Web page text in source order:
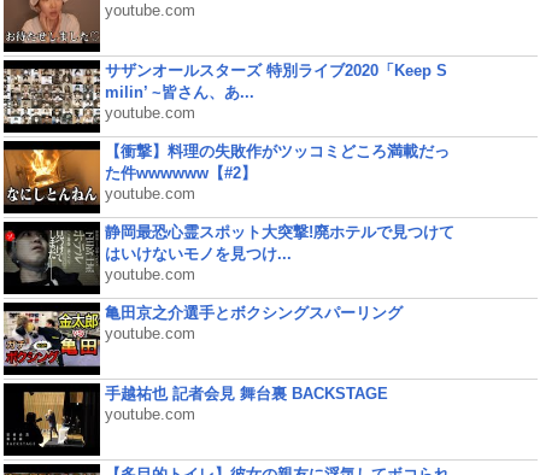
youtube.com
サザンオールスターズ 特別ライブ2020「Keep S
milin’ ~皆さん、あ...
youtube.com
【衝撃】料理の失敗作がツッコミどころ満載だっ
た件wwwwww【#2】
youtube.com
静岡最恐心霊スポット大突撃!廃ホテルで見つけて
はいけないモノを見つけ...
youtube.com
亀田京之介選手とボクシングスパーリング
youtube.com
手越祐也 記者会見 舞台裏 BACKSTAGE
youtube.com